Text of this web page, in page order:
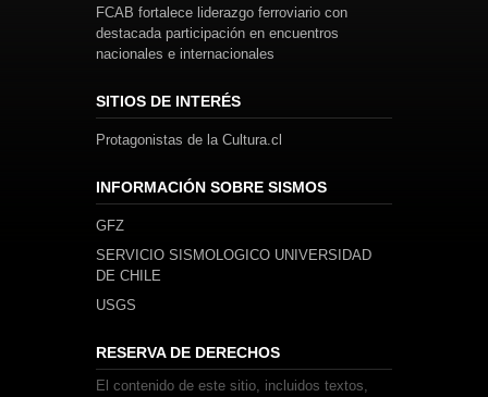
FCAB fortalece liderazgo ferroviario con
destacada participación en encuentros
nacionales e internacionales
SITIOS DE INTERÉS
Protagonistas de la Cultura.cl
INFORMACIÓN SOBRE SISMOS
GFZ
SERVICIO SISMOLOGICO UNIVERSIDAD
DE CHILE
USGS
RESERVA DE DERECHOS
El contenido de este sitio, incluidos textos,